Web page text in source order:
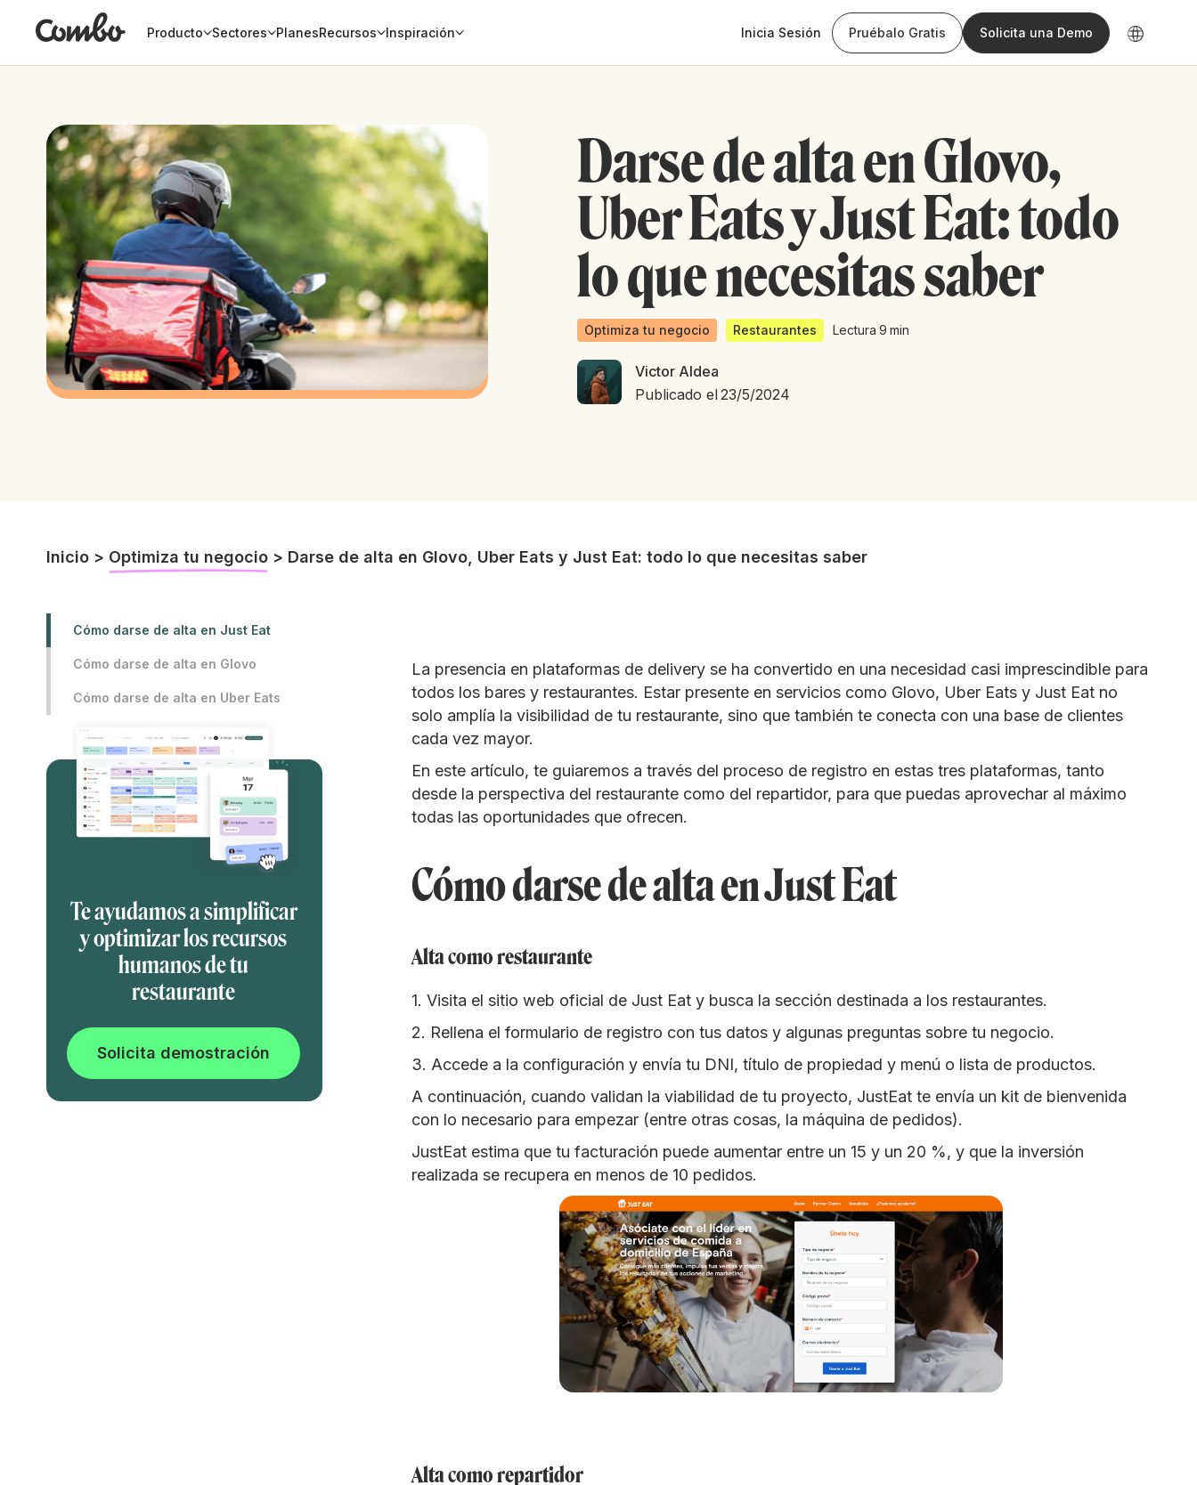
Producto Sectores PlanesRecursos Inspiración Inicia Sesión Pruébalo Gratis Solicita una Demo
Darse de alta en Glovo,
Uber Eats y Just Eat: todo
lo que necesitas saber
Optimiza tu negocio Restaurantes Lectura 9 min
Victor Aldea
Publicado el23/5/2024
Inicio > Optimiza tu negocio > Darse de alta en Glovo, Uber Eats y Just Eat: todo lo que necesitas saber
Cómo darse de alta en Just Eat
Cómo darse de alta en Glovo
Cómo darse de alta en Uber Eats
Te ayudamos a simplificar
y optimizar los recursos
humanos de tu
restaurante
Solicita demostración
La presencia en plataformas de delivery se ha convertido en una necesidad casi imprescindible para
todos los bares y restaurantes. Estar presente en servicios como Glovo, Uber Eats y Just Eat no
solo amplía la visibilidad de tu restaurante, sino que también te conecta con una base de clientes
cada vez mayor.
En este artículo, te guiaremos a través del proceso de registro en estas tres plataformas, tanto
desde la perspectiva del restaurante como del repartidor, para que puedas aprovechar al máximo
todas las oportunidades que ofrecen.
Cómo darse de alta en Just Eat
Alta como restaurante
1. Visita el sitio web oficial de Just Eat y busca la sección destinada a los restaurantes.
2. Rellena el formulario de registro con tus datos y algunas preguntas sobre tu negocio.
3. Accede a la configuración y envía tu DNI, título de propiedad y menú o lista de productos.
A continuación, cuando validan la viabilidad de tu proyecto, JustEat te envía un kit de bienvenida
con lo necesario para empezar (entre otras cosas, la máquina de pedidos).
JustEat estima que tu facturación puede aumentar entre un 15 y un 20 %, y que la inversión
realizada se recupera en menos de 10 pedidos.
Alta como repartidor